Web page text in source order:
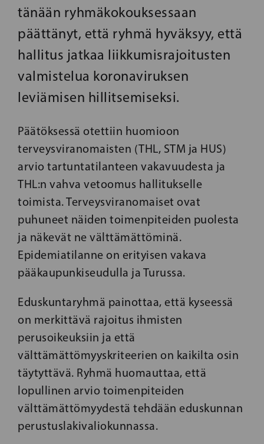
tänään ryhmäkokouksessaan
päättänyt, että ryhmä hyväksyy, että
hallitus jatkaa liikkumisrajoitusten
valmistelua koronaviruksen
leviämisen hillitsemiseksi.
Päätöksessä otettiin huomioon
terveysviranomaisten (THL, STM ja HUS)
arvio tartuntatilanteen vakavuudesta ja
THL:n vahva vetoomus hallitukselle
toimista. Terveysviranomaiset ovat
puhuneet näiden toimenpiteiden puolesta
ja näkevät ne välttämättöminä.
Epidemiatilanne on erityisen vakava
pääkaupunkiseudulla ja Turussa.
Eduskuntaryhmä painottaa, että kyseessä
on merkittävä rajoitus ihmisten
perusoikeuksiin ja että
välttämättömyyskriteerien on kaikilta osin
täytyttävä. Ryhmä huomauttaa, että
lopullinen arvio toimenpiteiden
välttämättömyydestä tehdään eduskunnan
perustuslakivaliokunnassa.